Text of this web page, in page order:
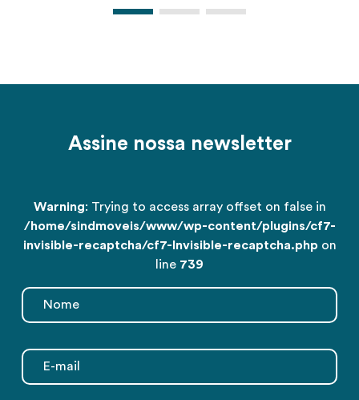
Assine nossa newsletter
Warning: Trying to access array offset on false in
/home/sindmoveis/www/wp-content/plugins/cf7-
invisible-recaptcha/cf7-Invisible-recaptcha.php on
line 739